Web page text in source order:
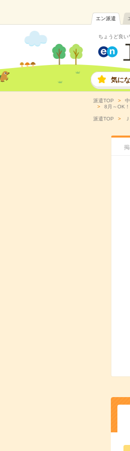
エン派遣
ちょうど良い
気に
派遣TOP
8月～OK
派遣TOP
掲